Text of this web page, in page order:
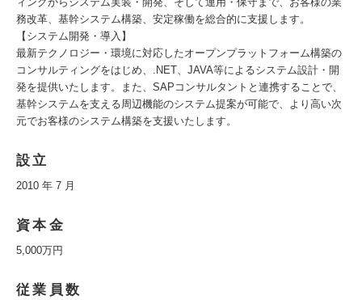
務改革、基幹システム構築、安定稼働を総合的に支援します。
【システム開発・導入】
最新テクノロジー・環境に対応したオープンプラットフォーム構築の
コンサルティングをはじめ、.NET、JAVA等によるシステム設計・開
発を提供いたします。また、SAPコンサルタントと連携することで、
基幹システムを支える周辺機能のシステム提案が可能で、より高い次
元でお客様のシステム構築を支援いたします。
設立
2010 年 7 月
資本金
5,000万円
従業員数